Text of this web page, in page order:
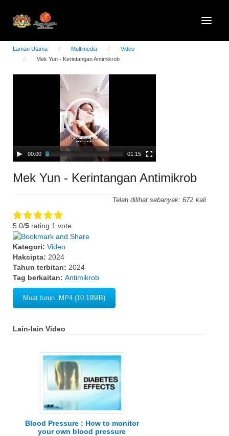
Laman Utama Multimedia
Video
Mek Yun - Kerintangan Antimikrob
00:00 01:15
Mek Yun - Kerintangan Antimikrob
Telah dilihat sebanyak: 672
5.0/5 rating 1 vote
Kategori: Video
Hakcipta: 2024
Tahun terbitan: 2024
Tag berkaitan: Antimikrob
Muat turun .MP4 (10.18MB)
Lain-lain Video
Blood Pressure : How to monitor
your own blood pressure